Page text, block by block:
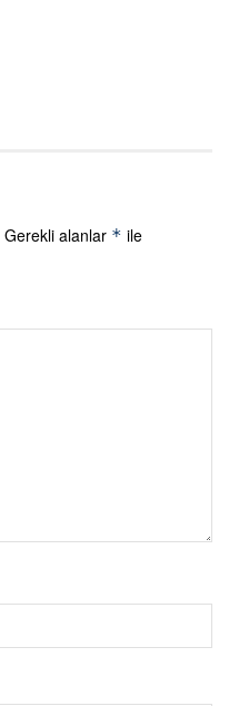
Gerekli alanlar * ile